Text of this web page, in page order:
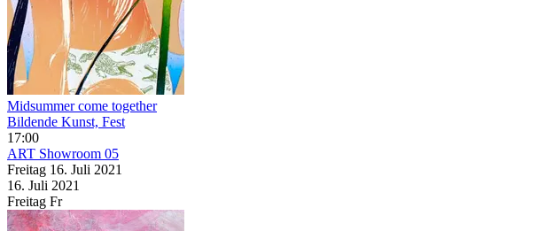
Midsummer come together
Bildende Kunst, Fest
17:00
ART Showroom 05
Freitag 16. Juli 2021
16. Juli 2021
Freitag Fr